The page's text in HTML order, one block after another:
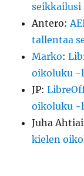
seikkailusi
Antero:
tallentaa
Marko:
oikoluku -
JP:
oikoluku -
Juha
kielen